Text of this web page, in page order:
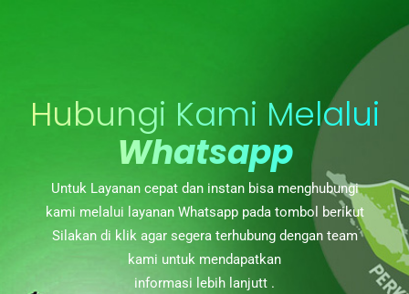
Hubungi Kami Melalui
Whatsapp
Untuk Layanan cepat dan instan bisa menghubungi
kami melalui layanan Whatsapp pada tombol berikut
Silakan di klik agar segera terhubung dengan team
kami untuk mendapatkan
informasi lebih lanjutt .